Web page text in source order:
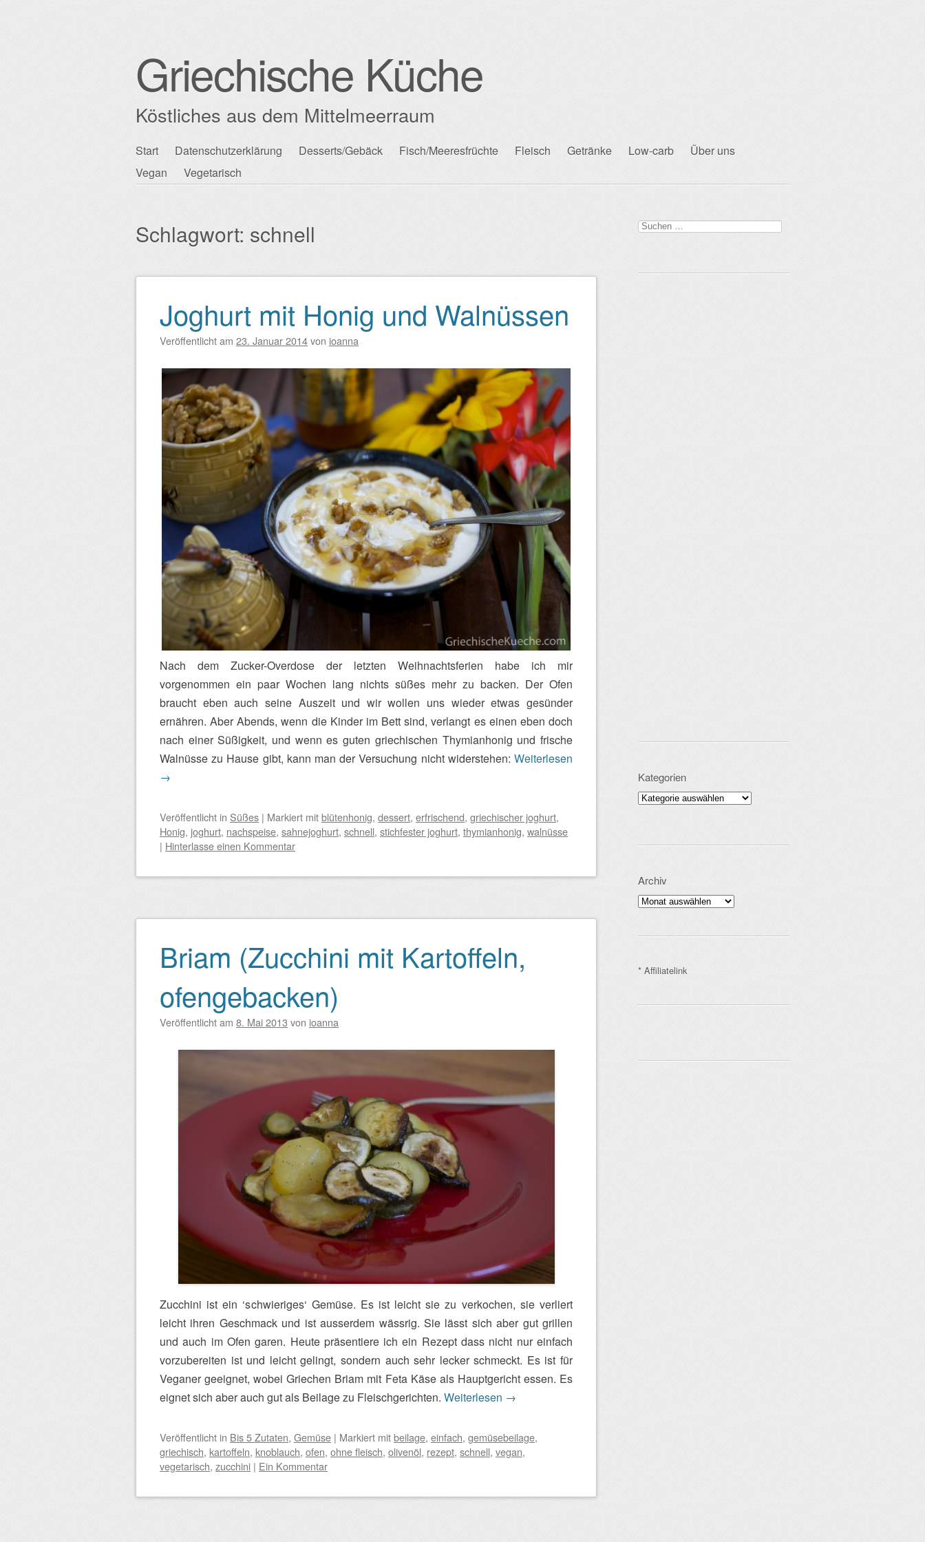
Griechische Küche
Köstliches aus dem Mittelmeerraum
Hauptmenü
Zum
Inhalt
Start Datenschutzerklärung Desserts/Gebäck Fisch/Meeresfrüchte Fleisch Getränke Low-carb
Über uns
Vegan
Vegetarisch
Schlagwort: schnell
Beitragsnavigation
Joghurt mit Honig und Walnüssen
Veröffentlicht am 23. Januar 2014von ioanna
Nach dem Zucker-Overdose der letzten Weihnachtsferien habe ich mir
vorgenommen ein paar Wochen lang nichts süßes mehr zu backen. Der Ofen
braucht eben auch seine Auszeit und wir wollen uns wieder etwas gesünder
ernähren. Aber Abends, wenn die Kinder im Bett sind, verlangt es einen eben doch
nach einer Süßigkeit, und wenn es guten griechischen Thymianhonig und frische
Walnüsse zu Hause gibt, kann man der Versuchung nicht widerstehen: Weiterlesen
→
Veröffentlicht in Süßes | Markiert mitblütenhonig, dessert, erfrischend, griechischer joghurt,
Honig, joghurt, nachspeise, sahnejoghurt, schnell, stichfester joghurt, thymianhonig, walnüsse
| Hinterlasse einen Kommentar
Briam (Zucchini mit Kartoffeln,
ofengebacken)
Veröffentlicht am 8. Mai 2013 von ioanna
Zucchini ist ein ‘schwieriges‘ Gemüse. Es ist leicht sie zu verkochen, sie verliert
leicht ihren Geschmack und ist ausserdem wässrig. Sie lässt sich aber gut grillen
und auch im Ofen garen. Heute präsentiere ich ein Rezept dass nicht nur einfach
vorzubereiten ist und leicht gelingt, sondern auch sehr lecker schmeckt. Es ist für
Veganer geeignet, wobei Griechen Briam mit Feta Käse als Hauptgericht essen. Es
eignet sich aber auch gut als Beilage zu Fleischgerichten. Weiterlesen →
Veröffentlicht in Bis 5 Zutaten, Gemüse | Markiert mitbeilage, einfach, gemüsebeilage,
griechisch, kartoffeln, knoblauch, ofen, ohne fleisch, olivenöl, rezept, schnell, vegan,
vegetarisch, zucchini | Ein Kommentar
Suchen
nach:
Kategorien
Kategorien
Archiv
Archiv
* Affiliatelink